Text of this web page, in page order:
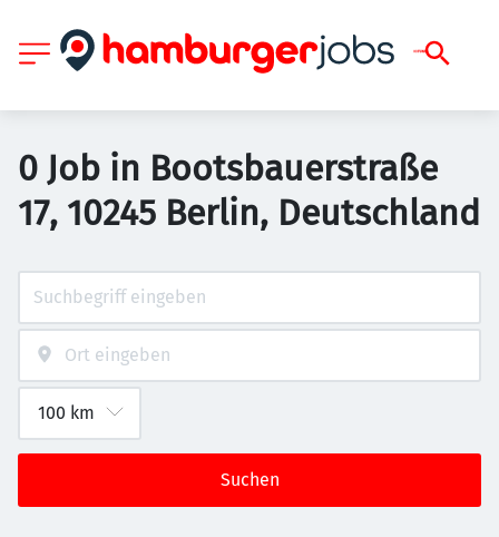
0 Job in Bootsbauerstraße
17, 10245 Berlin, Deutschland
Suchen